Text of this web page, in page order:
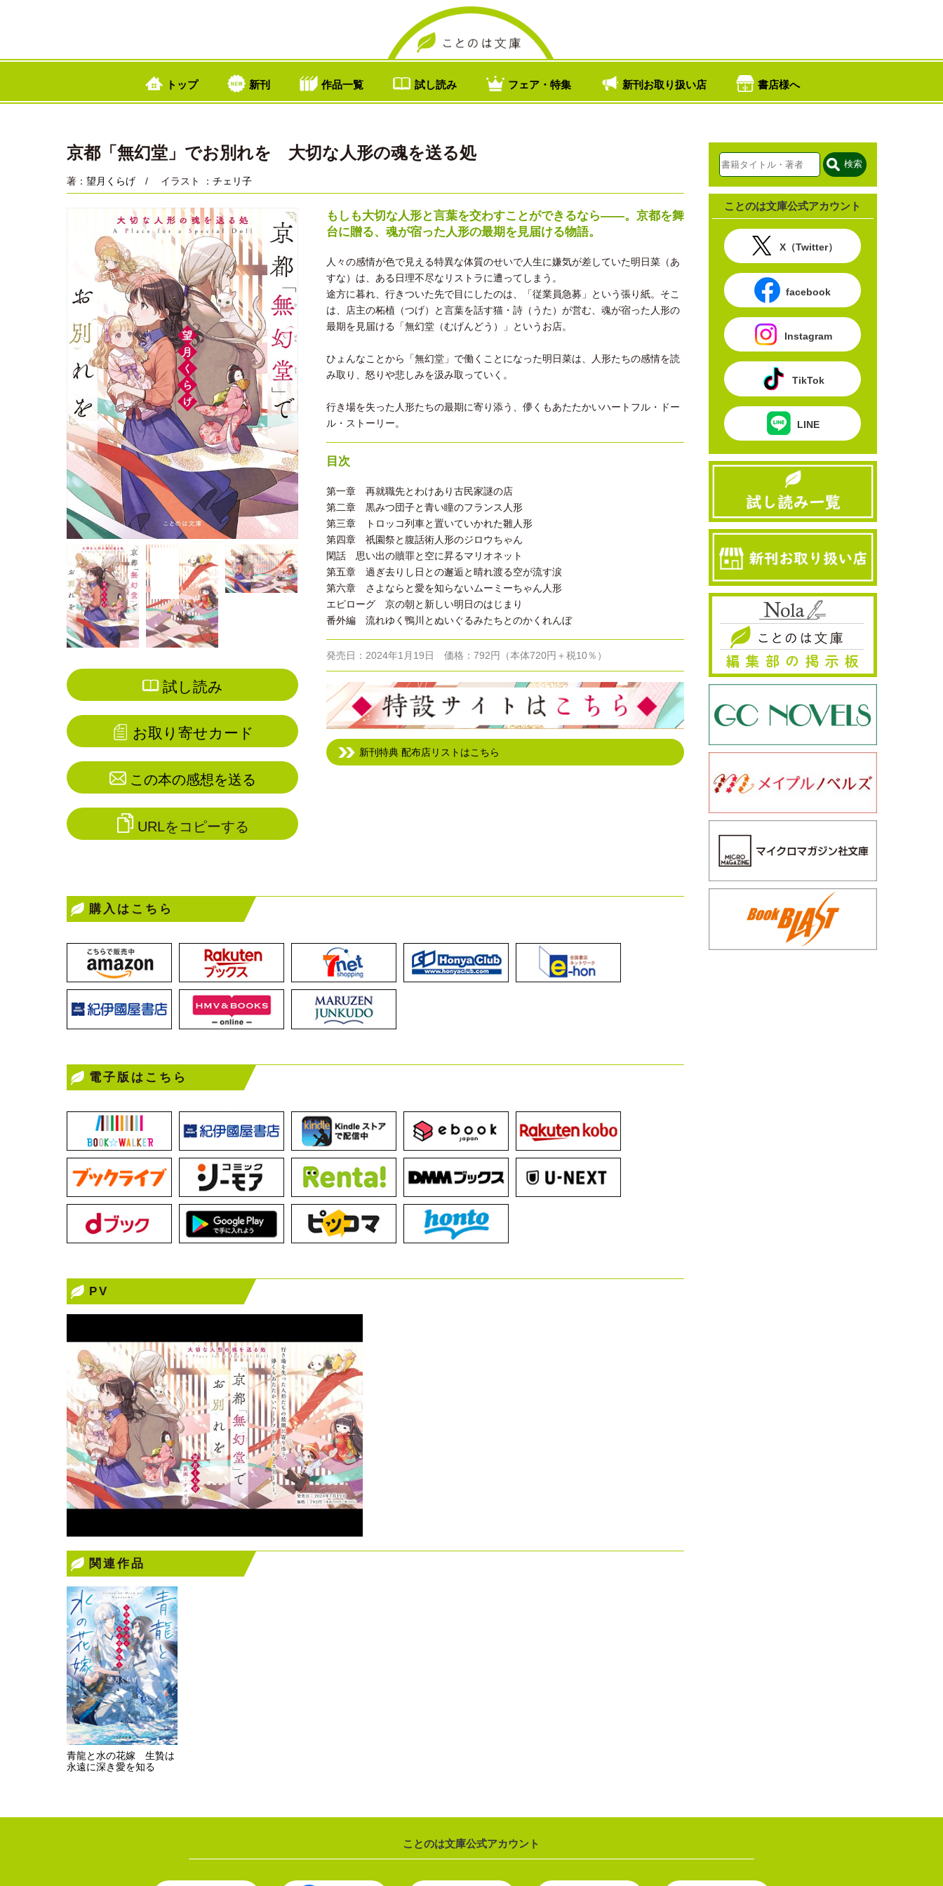
トップ 新刊 作品一覧 試し読み フェア・特集 新刊お取り扱い店 書店様へ
京都「無幻堂」でお別れを 大切な人形の魂を送る処
著： 望月くらげ/ イラスト ： チェリ子
試し読み
お取り寄せカード
この本の感想を送る
URLをコピーする
もしも大切な人形と言葉を交わすことができるなら――。京都を舞
台に贈る、魂が宿った人形の最期を見届ける物語。
人々の感情が色で見える特異な体質のせいで人生に嫌気が差していた明日菜（あ
すな）は、ある日理不尽なリストラに遭ってしまう。
途方に暮れ、行きついた先で目にしたのは、「従業員急募」という張り紙。そこ
は、店主の柘植（つげ）と言葉を話す猫・詩（うた）が営む、魂が宿った人形の
最期を見届ける「無幻堂（むげんどう）」というお店。
ひょんなことから「無幻堂」で働くことになった明日菜は、人形たちの感情を読
み取り、怒りや悲しみを汲み取っていく。
行き場を失った人形たちの最期に寄り添う、儚くもあたたかいハートフル・ドー
ル・ストーリー。
目次
第一章 再就職先とわけあり古民家謎の店
第二章 黒みつ団子と青い瞳のフランス人形
第三章 トロッコ列車と置いていかれた雛人形
第四章 祇園祭と腹話術人形のジロウちゃん
閑話 思い出の贖罪と空に昇るマリオネット
第五章 過ぎ去りし日との邂逅と晴れ渡る空が流す涙
第六章 さよならと愛を知らないムーミーちゃん人形
エピローグ 京の朝と新しい明日のはじまり
番外編 流れゆく鴨川とぬいぐるみたちとのかくれんぼ
発売日：2024年1月19日 価格：792円（本体720円＋税10％）
新刊特典 配布店リストはこちら
購入はこちら
電子版はこちら
PV
関連作品
青龍と水の花嫁 生贄は
永遠に深き愛を知る
検索
ことのは文庫公式アカウント
X（Twitter）
facebook
Instagram
TikTok
LINE
ことのは文庫公式アカウント